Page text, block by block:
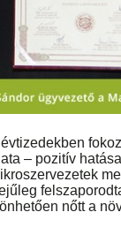
– pozitív
nőtt a